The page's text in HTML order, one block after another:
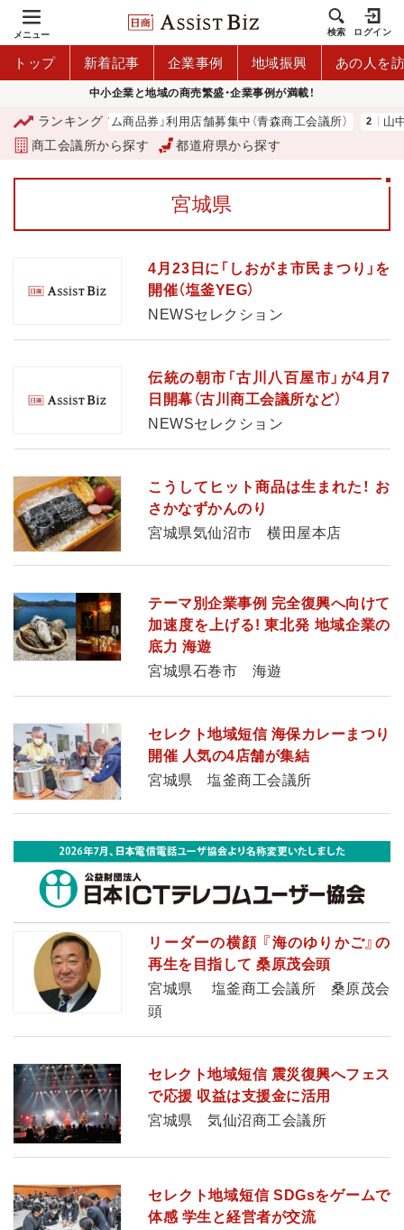
メニュー 検索 ログイン
トップ 新着記事 企業事例 地域振興 あの人を
中小企業と地域の商売繁盛・企業事例が満載！
ランキング
「青森市プレミアム商品券」利用店舗募集中（青森商工会議所） 山中
商工会議所から探す 都道府県から探す
宮城県
4月23日に「しおがま市民まつり」を
開催（塩釜YEG）
NEWSセレクション
伝統の朝市「古川八百屋市」が4月7
日開幕（古川商工会議所など）
NEWSセレクション
こうしてヒット商品は生まれた！ お
さかなずかんのり
宮城県気仙沼市 横田屋本店
テーマ別企業事例 完全復興へ向けて
加速度を上げる! 東北発 地域企業の
底力 海遊
宮城県石巻市 海遊
セレクト地域短信 海保カレーまつり
開催 人気の4店舗が集結
宮城県 塩釜商工会議所
リーダーの横顔 『海のゆりかご』の
再生を目指して 桑原茂会頭
宮城県 塩釜商工会議所 桑原茂会
頭
セレクト地域短信 震災復興へフェス
で応援 収益は支援金に活用
宮城県 気仙沼商工会議所
セレクト地域短信 SDGsをゲームで
体感 学生と経営者が交流